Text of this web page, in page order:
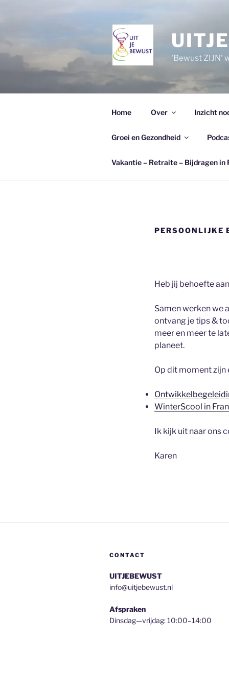
'Bewust ZIJN'
Home Over Inzicht
Groei en Gezondheid
Vakantie – Retraite – Bijdragen in
PERSOONLIJKE
Heb jij behoefte
Samen werken we
ontvang je tips &
meer en meer te
planeet.
Op dit moment zijn
WinterScool in
Ik kijk uit naar ons
Karen
CONTACT
UITJEBEWUST
info@uitjebewust.nl
Afspraken
Dinsdag—vrijdag: 10:00–14:00